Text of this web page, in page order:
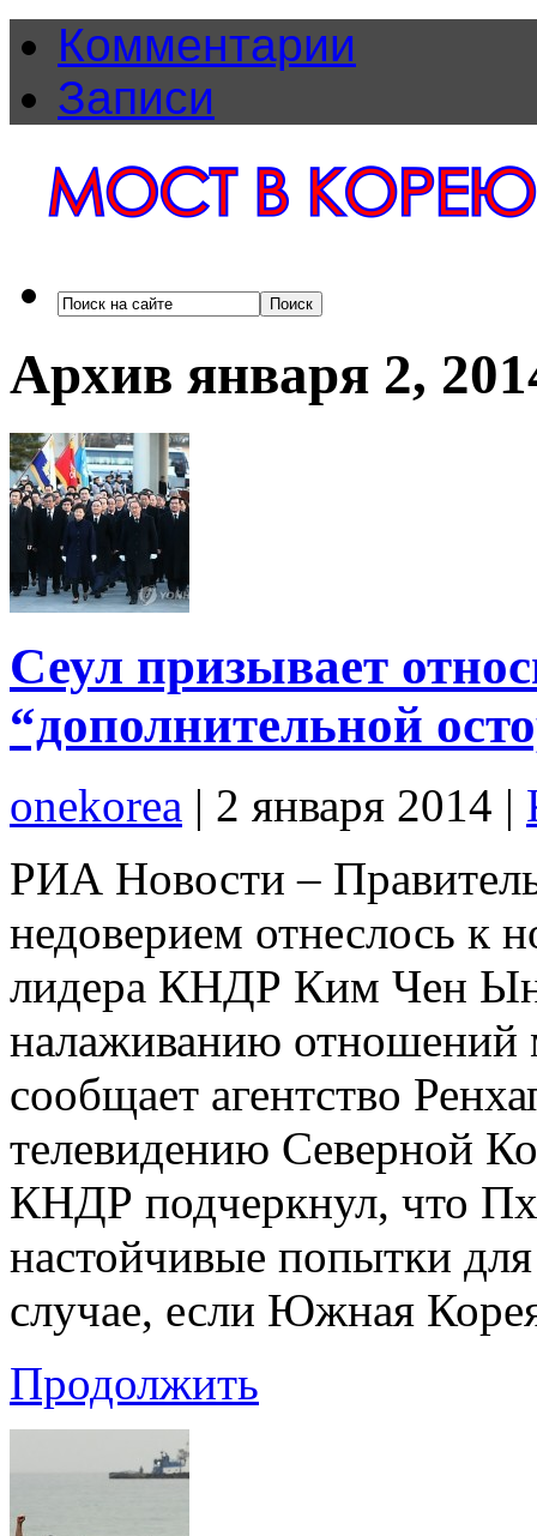
Комментарии
Записи
Архив января 2,
Сеул призывает
“дополнительной
onekorea | 2 января 2014 |
РИА Новости –
недоверием отнеслось к
лидера КНДР Ким Чен
налаживанию отношений
сообщает агентство
телевидению Северной
КНДР подчеркнул, что
настойчивые попытки
случае, если Южная
Продолжить